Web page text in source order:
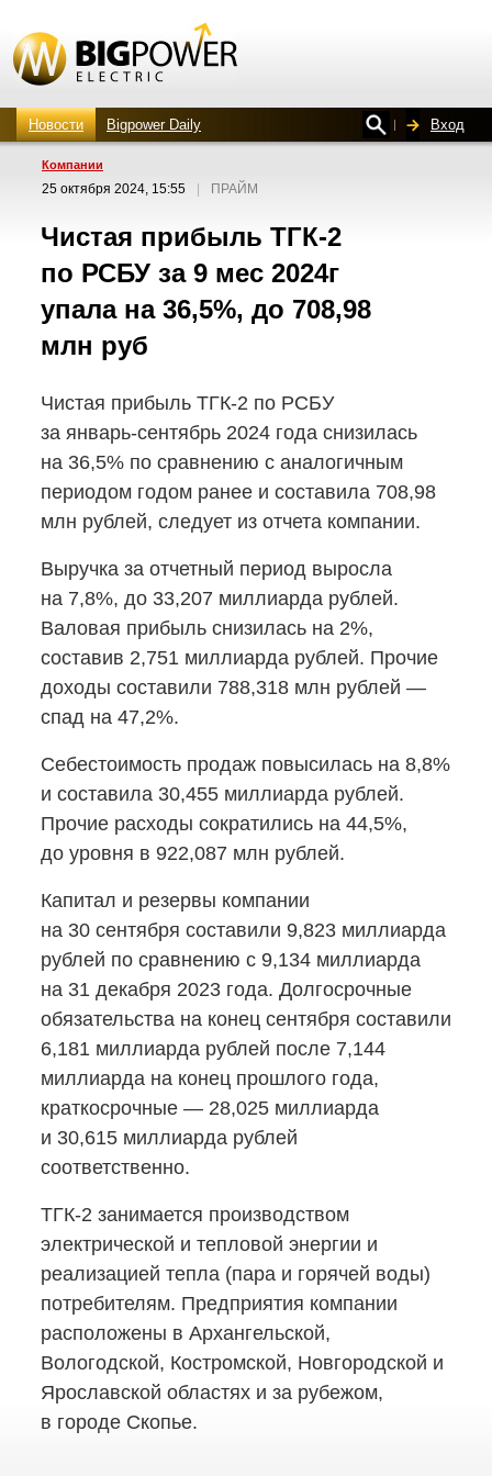
Новости Bigpower Daily Вход
Компании
25 октября 2024, 15:55 ПРАЙМ
Чистая прибыль ТГК-2
по РСБУ за 9 мес 2024г
упала на 36,5%, до 708,98
млн руб
Чистая прибыль ТГК-2 по РСБУ
за январь-сентябрь 2024 года снизилась
на 36,5% по сравнению с аналогичным
периодом годом ранее и составила 708,98
млн рублей, следует из отчета компании.
Выручка за отчетный период выросла
на 7,8%, до 33,207 миллиарда рублей.
Валовая прибыль снизилась на 2%,
составив 2,751 миллиарда рублей. Прочие
доходы составили 788,318 млн рублей —
спад на 47,2%.
Себестоимость продаж повысилась на 8,8%
и составила 30,455 миллиарда рублей.
Прочие расходы сократились на 44,5%,
до уровня в 922,087 млн рублей.
Капитал и резервы компании
на 30 сентября составили 9,823 миллиарда
рублей по сравнению с 9,134 миллиарда
на 31 декабря 2023 года. Долгосрочные
обязательства на конец сентября составили
6,181 миллиарда рублей после 7,144
миллиарда на конец прошлого года,
краткосрочные — 28,025 миллиарда
и 30,615 миллиарда рублей
соответственно.
ТГК-2 занимается производством
электрической и тепловой энергии и
реализацией тепла (пара и горячей воды)
потребителям. Предприятия компании
расположены в Архангельской,
Вологодской, Костромской, Новгородской и
Ярославской областях и за рубежом,
в городе Скопье.